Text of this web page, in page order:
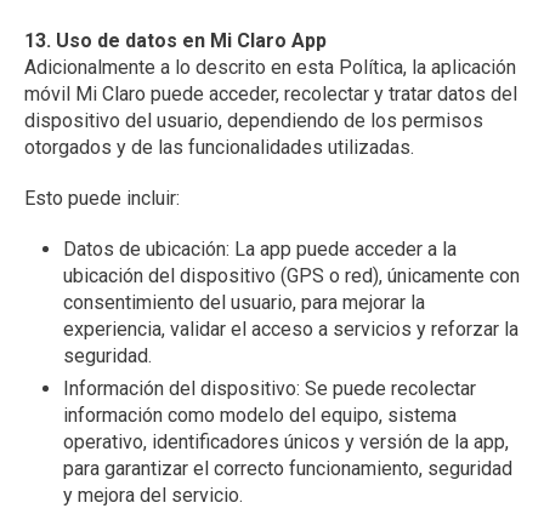
13. Uso de datos en Mi Claro App
Adicionalmente a lo descrito en esta Política, la aplicación
móvil Mi Claro puede acceder, recolectar y tratar datos del
dispositivo del usuario, dependiendo de los permisos
otorgados y de las funcionalidades utilizadas.
Esto puede incluir:
Datos de ubicación: La app puede acceder a la
ubicación del dispositivo (GPS o red), únicamente con
consentimiento del usuario, para mejorar la
experiencia, validar el acceso a servicios y reforzar la
seguridad.
Información del dispositivo: Se puede recolectar
información como modelo del equipo, sistema
operativo, identificadores únicos y versión de la app,
para garantizar el correcto funcionamiento, seguridad
y mejora del servicio.